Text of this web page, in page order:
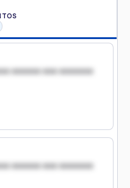
xxxxxx xxx xxxxxxx
xxxxxx xxx xxxxxxx